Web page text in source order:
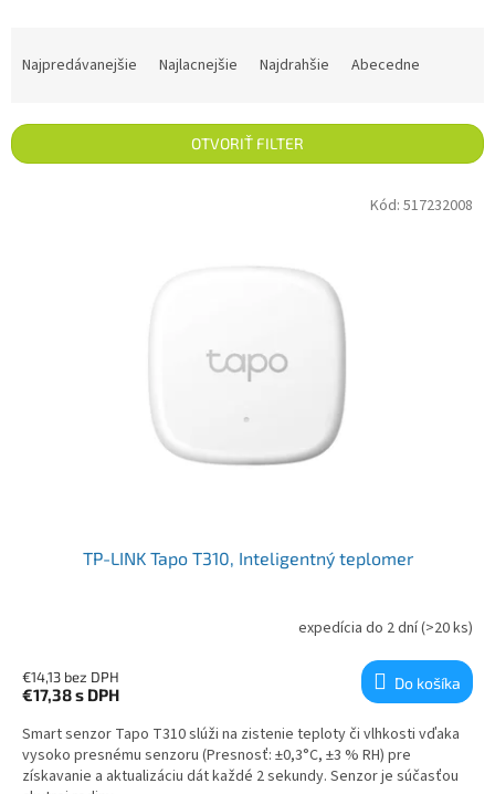
Najpredávanejšie Najlacnejšie Najdrahšie Abecedne
OTVORIŤ FILTER
TP-LINK Tapo T310, Inteligentný teplomer
expedícia do 2 dní(>20 ks)
€14,13 bez DPH
€17,38s DPH
Do košíka
Smart senzor Tapo T310 slúži na zistenie teploty či vlhkosti vďaka
vysoko presnému senzoru (Presnosť: ±0,3°C, ±3 % RH) pre
získavanie a aktualizáciu dát každé 2 sekundy. Senzor je súčasťou
Kód: 517232008